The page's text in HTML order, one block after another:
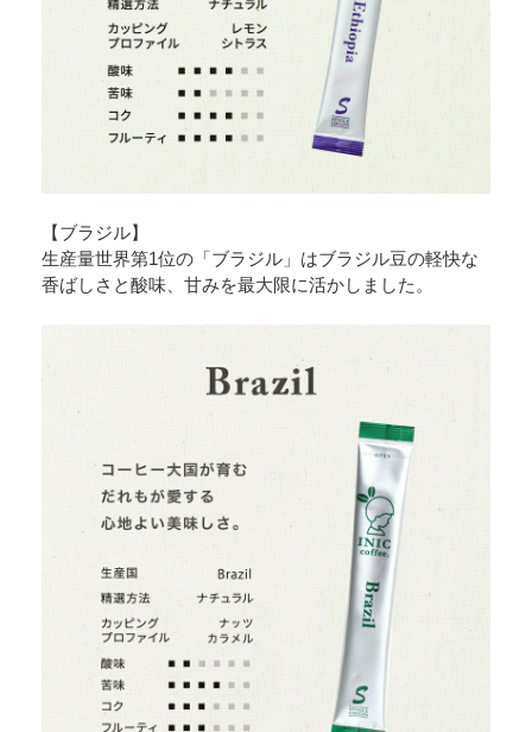
【ブラジル】
生産量世界第1位の「ブラジル」はブラジル豆の軽快な
香ばしさと酸味、甘みを最大限に活かしました。